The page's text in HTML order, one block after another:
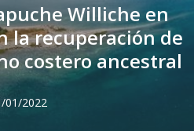
Williche en
la recuperación de
costero ancestral
01/2022